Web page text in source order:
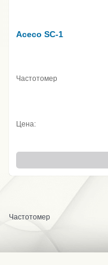
Aceco SC-1
Частотомер
Цена:
Частотомер